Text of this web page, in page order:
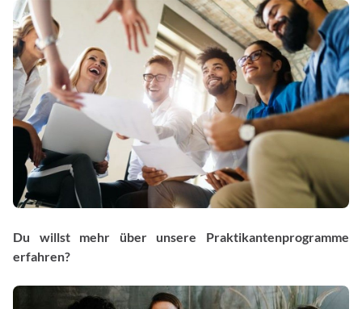
Du willst mehr über unsere Praktikantenprogramme
erfahren?